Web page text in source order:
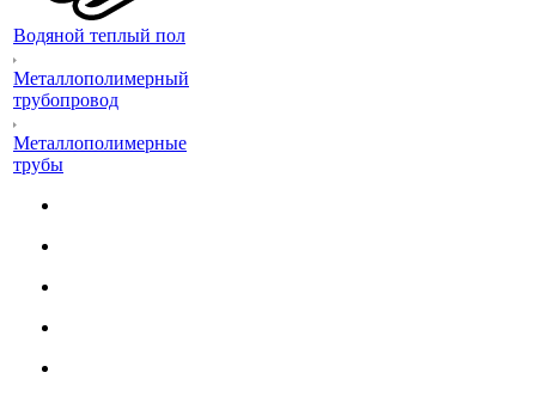
Водяной теплый пол
Металлополимерный
трубопровод
Металлополимерные
трубы